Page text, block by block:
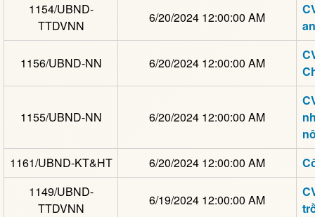
1154/UBND-
TTDVNN
6/20/2024 12:00:00 AM
1156/UBND-NN 6/20/2024 12:00:00 AM
1155/UBND-NN 6/20/2024 12:00:00 AM
1161/UBND-KT&HT
6/20/2024 12:00:00 AM
1149/UBND-
TTDVNN
6/19/2024 12:00:00 AM